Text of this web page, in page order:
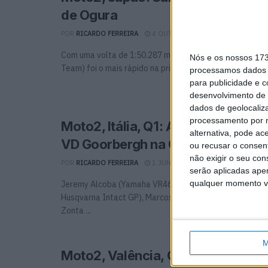
Nós e os nossos
processamos
para publicidade e
desenvolvimento de
dados de
processamento por
alternativa, pode
ou recusar o
não exigir o seu
serão aplicadas
qualquer momento
de Ogura
RICARDO FERREIRA 4 OUTUBRO, 2024
Com uma volta de 1:50.287 minutos, Filip Salac (Elf
Team) foi o mais rápido na primeira sessão ...
Moto2, Itália, Q1: Alcoba, Binder,
VD Goorbergh na Q2
RICARDO FERREIRA 1 JUNHO, 2024 0
Jeremy Alcoba (Yamaha VR46 Master Camp), Darryn
Husqvarna Intact GP), Marcos Ramirez ((OnlyFans
Zonta ...
Moto2, Valência, Q2: Canet mais